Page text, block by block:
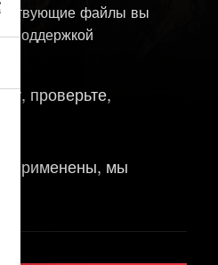
файлы вы
поддержкой
проверьте,
применены, мы